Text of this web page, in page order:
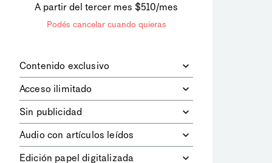
A partir del tercer mes $510/mes
Podés cancelar cuando quieras
Contenido exclusivo
digitales dela diaria
los contenidos de Le Monde
diplomatique.
Acceso ilimitado
contenidos.
Sin publicidad
publicitarios.
Audio con artículos leídos
Edición papel digitalizada